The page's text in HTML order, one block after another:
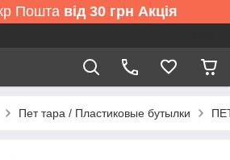
Пошта від 30 грн Акція
Пет тара / Пластиковые бутылки